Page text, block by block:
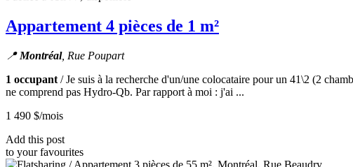
Appartement 4 pièces de 1 m²
📍 Montréal, Rue Poupart
1 occupant / Je suis à la recherche d'un/une colocataire pour un 41\2 (2
ne comprend pas Hydro-Qb. Par rapport à moi : j'ai ...
1 490 $/mois
Add this post
to your favourites